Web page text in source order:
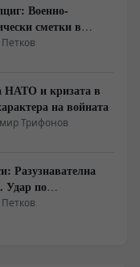
Военно-
сметки в
НАТО и кризата в
на войната
Трифонов
Разузнавателна
Удар по
дипломация